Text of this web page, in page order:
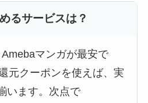
るサービスは？
マンガが最安で
元クーポンを使えば、実
います。次点で